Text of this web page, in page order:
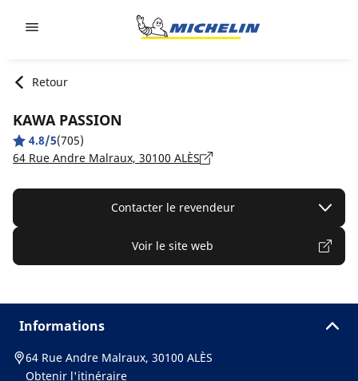
Retour
KAWA PASSION
4.8/5(705)
64 Rue Andre Malraux, 30100 ALÈS
Contacter le revendeur
Voir le site web
Informations
64 Rue Andre Malraux, 30100 ALÈS
Obtenir l'itinéraire